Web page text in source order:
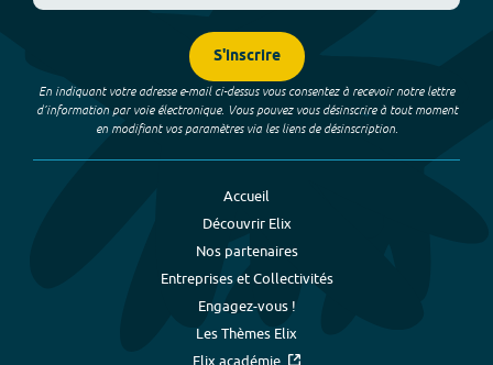
S'inscrire
En indiquant votre adresse e-mail ci-dessus vous consentez à recevoir notre lettre
d’information par voie électronique. Vous pouvez vous désinscrire à tout moment
en modifiant vos paramètres via les liens de désinscription.
Accueil
Découvrir Elix
Nos partenaires
Entreprises et Collectivités
Engagez-vous !
Les Thèmes Elix
Elix académie